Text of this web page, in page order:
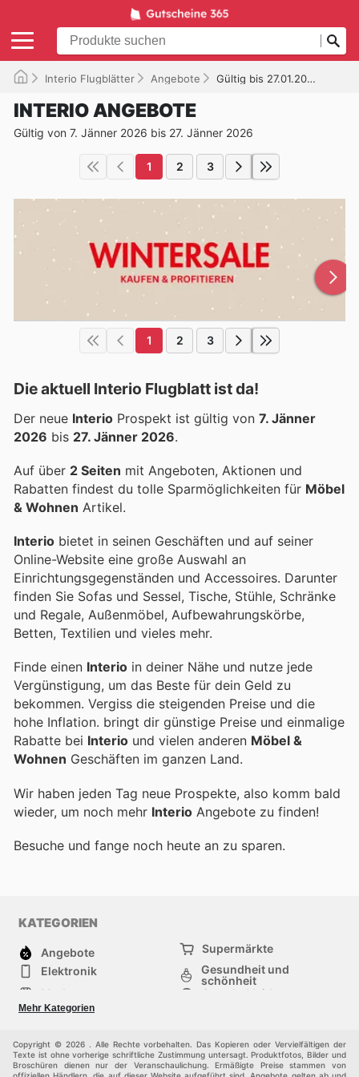
Interio Flugblätter Angebote Gültig bis 27.01.2026
INTERIO ANGEBOTE
Gültig von 7. Jänner 2026 bis 27. Jänner 2026
1 2 3
1 2 3
Die aktuell Interio Flugblatt ist da!
Der neue Interio Prospekt ist gültig von 7. Jänner
2026 bis 27. Jänner 2026.
Auf über 2 Seiten mit Angeboten, Aktionen und
Rabatten findest du tolle Sparmöglichkeiten für Möbel
& Wohnen Artikel.
Interio bietet in seinen Geschäften und auf seiner
Online-Website eine große Auswahl an
Einrichtungsgegenständen und Accessoires. Darunter
finden Sie Sofas und Sessel, Tische, Stühle, Schränke
und Regale, Außenmöbel, Aufbewahrungskörbe,
Betten, Textilien und vieles mehr.
Finde einen Interio in deiner Nähe und nutze jede
Vergünstigung, um das Beste für dein Geld zu
bekommen. Vergiss die steigenden Preise und die
hohe Inflation. bringt dir günstige Preise und einmalige
Rabatte bei Interio und vielen anderen Möbel &
Wohnen Geschäften im ganzen Land.
Wir haben jeden Tag neue Prospekte, also komm bald
wieder, um noch mehr Interio Angebote zu finden!
Besuche und fange noch heute an zu sparen.
KATEGORIEN
Angebote
Supermärkte
Elektronik
Gesundheit und
schönheit
Mode
Sportbekleidung
Baumarkt
Mehr Kategorien
Copyright © 2026 . Alle Rechte vorbehalten. Das Kopieren oder Vervielfältigen der
Texte ist ohne vorherige schriftliche Zustimmung untersagt. Produktfotos, Bilder und
Broschüren dienen nur der Veranschaulichung. Ermäßigte Preise stammen von